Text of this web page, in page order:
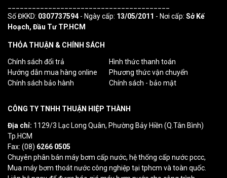
Số ĐKKD: 0307737594- Ngày cấp: 13/05/2011 - Nơi cấp: Sở Kế
Hoạch, Đầu Tư TP.HCM
THỎA THUẬN & CHÍNH SÁCH
Chính sách đổi trả
Hình thức thanh toán
Hướng dẫn mua hàng online
Phương thức vận chuyển
Chính sách bảo hành
Chính sách - bảo mật
CÔNG TY TNHH THUẬN HIỆP THÀNH
Địa chỉ: 1129/3 Lạc Long Quân, Phường Bảy Hiền (Q.Tân Bình)
Tp.HCM
Fax: (08) 6266 0505
Chuyên phân bán máy bơm cấp nước, hệ thống cấp nước pccc,
Mua máy bơm thoát nước công nghiệp tại tphcm và toàn quốc.